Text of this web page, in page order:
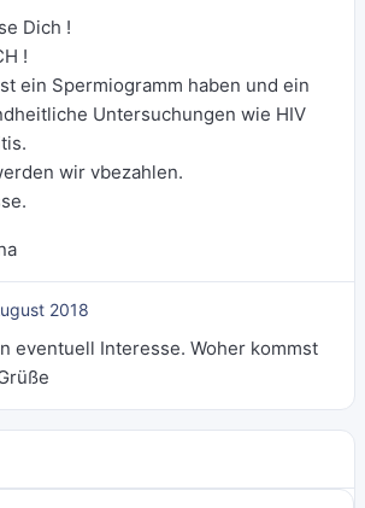
Dich !
!
ein Spermiogramm haben und ein
Untersuchungen wie HIV
wir vbezahlen.
2018
eventuell Interesse. Woher kommst